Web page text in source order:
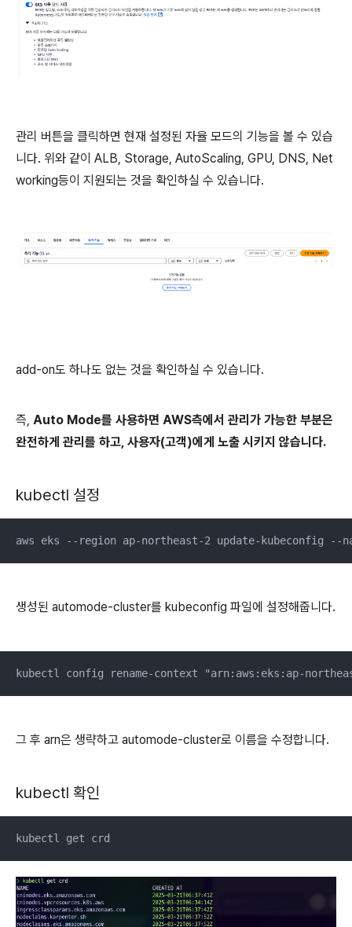
관리 버튼을 클릭하면 현재 설정된 자율 모드의 기능을 볼 수 있습
니다. 위와 같이 ALB, Storage, AutoScaling, GPU, DNS, Net
working등이 지원되는 것을 확인하실 수 있습니다.
add-on도 하나도 없는 것을 확인하실 수 있습니다.
즉, Auto Mode를 사용하면 AWS측에서 관리가 가능한 부분은
완전하게 관리를 하고, 사용자(고객)에게 노출 시키지 않습니다.
kubectl 설정
aws eks --region ap-northeast-2 update-kubeconfig --
생성된 automode-cluster를 kubeconfig 파일에 설정해줍니다.
kubectl config rename-context "arn:aws:eks:ap-
그 후 arn은 생략하고 automode-cluster로 이름을 수정합니다.
kubectl 확인
kubectl get crd